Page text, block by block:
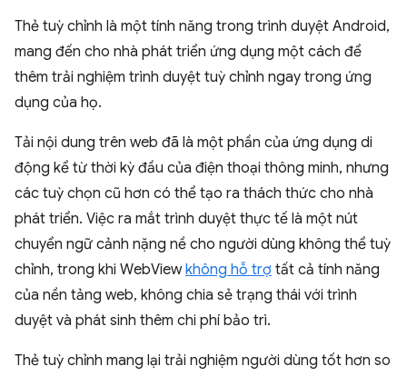
Thẻ tuỳ chỉnh là một tính năng trong trình duyệt Android,
mang đến cho nhà phát triển ứng dụng một cách để
thêm trải nghiệm trình duyệt tuỳ chỉnh ngay trong ứng
dụng của họ.
Tải nội dung trên web đã là một phần của ứng dụng di
động kể từ thời kỳ đầu của điện thoại thông minh, nhưng
các tuỳ chọn cũ hơn có thể tạo ra thách thức cho nhà
phát triển. Việc ra mắt trình duyệt thực tế là một nút
chuyển ngữ cảnh nặng nề cho người dùng không thể tuỳ
chỉnh, trong khi WebViewkhông hỗ trợ tất cả tính năng
của nền tảng web, không chia sẻ trạng thái với trình
duyệt và phát sinh thêm chi phí bảo trì.
Thẻ tuỳ chỉnh mang lại trải nghiệm người dùng tốt hơn so